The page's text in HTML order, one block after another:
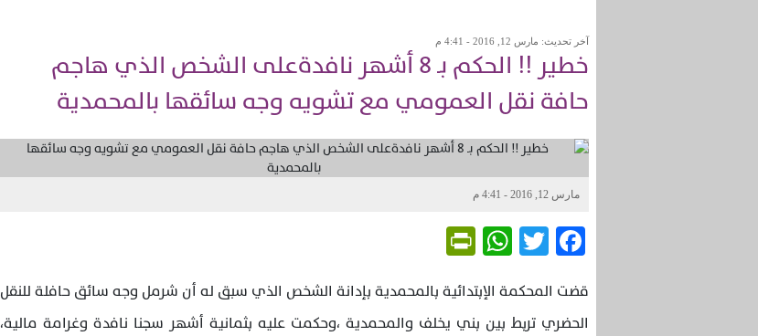
آخر تحديث: مارس 12, 2016 - 4:41 م
خطير !! الحكم بـ 8 أشهر نافدةعلى الشخص الذي هاجم
حافة نقل العمومي مع تشويه وجه سائقها بالمحمدية
مارس 12, 2016 - 4:41 م
Facebook
Twitter
WhatsApp
قضت المحكمة الإبتدائية بالمحمدية بإدانة الشخص الذي سبق له أن شرمل وجه سائق حافلة للنقل
الحضري تربط بين بني يخلف والمحمدية ،وحكمت عليه بثمانية أشهر سجنا نافدة وغرامة مالية،